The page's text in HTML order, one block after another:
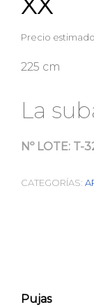
Precio
225 cm
La
Nº LOTE: T-
CATEGORÍAS:
Pujas